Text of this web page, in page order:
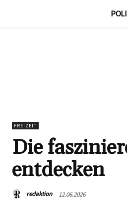
FREIZEIT
Die
entdecken
redaktion 12.06.2026